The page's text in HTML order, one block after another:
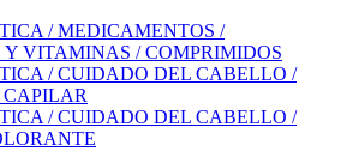
/ MEDICAMENTOS /
Y VITAMINAS / COMPRIMIDOS
/ CUIDADO DEL CABELLO /
/ CUIDADO DEL CABELLO /